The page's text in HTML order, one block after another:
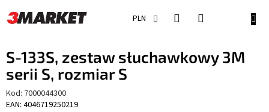
do
treści
PLN
S-133S, zestaw słuchawkowy 3M
serii S, rozmiar S
Kod: 7000044300
EAN: 4046719250219